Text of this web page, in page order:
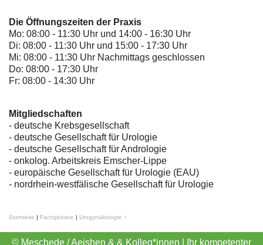
Die Öffnungszeiten der Praxis
Mo: 08:00 - 11:30 Uhr und 14:00 - 16:30 Uhr
Di: 08:00 - 11:30 Uhr und 15:00 - 17:30 Uhr
Mi: 08:00 - 11:30 Uhr Nachmittags geschlossen
Do: 08:00 - 17:30 Uhr
Fr: 08:00 - 14:30 Uhr
Mitgliedschaften
- deutsche Krebsgesellschaft
- deutsche Gesellschaft für Urologie
- deutsche Gesellschaft für Andrologie
- onkolog. Arbeitskreis Emscher-Lippe
- europäische Gesellschaft für Urologie (EAU)
- nordrhein-westfälische Gesellschaft für Urologie
Startseite | Fachgebiete | Urogynäkologie ♀
© Meschede / Aeishen & & Kolleg*innen | Ihr kompetenter